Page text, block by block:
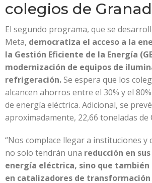
colegios de
El segundo programa, que se
Meta, democratiza el acceso a la
la Gestión Eficiente de la Energía
modernización de equipos de
refrigeración.Se espera que los
alcancen ahorros entre el 30% y el
de energía eléctrica. Adicional, se
aproximadamente, 22,66 toneladas de
“Nos complace llegar a instituciones y
no solo tendrán una reducción en
energía eléctrica, sino que
en catalizadores de transformación